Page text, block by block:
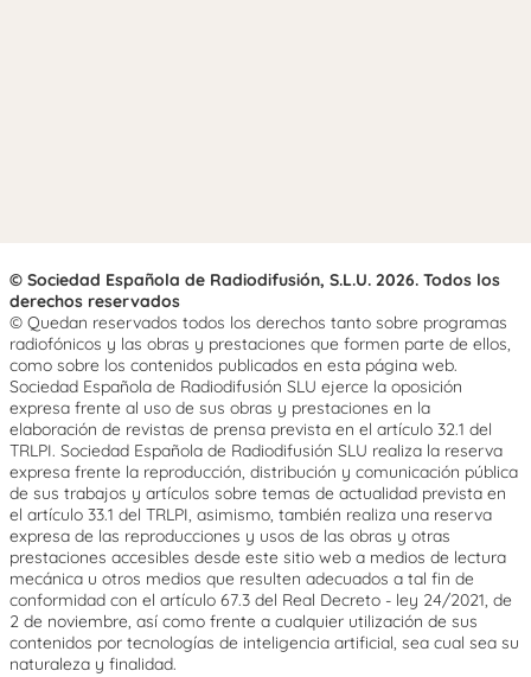
© Sociedad Española de Radiodifusión, S.L.U. 2026. Todos los
derechos reservados
© Quedan reservados todos los derechos tanto sobre programas
radiofónicos y las obras y prestaciones que formen parte de ellos,
como sobre los contenidos publicados en esta página web.
Sociedad Española de Radiodifusión SLU ejerce la oposición
expresa frente al uso de sus obras y prestaciones en la
elaboración de revistas de prensa prevista en el artículo 32.1 del
TRLPI. Sociedad Española de Radiodifusión SLU realiza la reserva
expresa frente la reproducción, distribución y comunicación pública
de sus trabajos y artículos sobre temas de actualidad prevista en
el artículo 33.1 del TRLPI, asimismo, también realiza una reserva
expresa de las reproducciones y usos de las obras y otras
prestaciones accesibles desde este sitio web a medios de lectura
mecánica u otros medios que resulten adecuados a tal fin de
conformidad con el artículo 67.3 del Real Decreto - ley 24/2021, de
2 de noviembre, así como frente a cualquier utilización de sus
contenidos por tecnologías de inteligencia artificial, sea cual sea su
naturaleza y finalidad.